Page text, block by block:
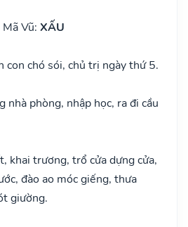
Mã Vũ: XẤU
con chó sói, chủ trị ngày thứ 5.
nhà phòng, nhập học, ra đi cầu
khai trương, trổ cửa dựng cửa,
đào ao móc giếng, thưa
giường.